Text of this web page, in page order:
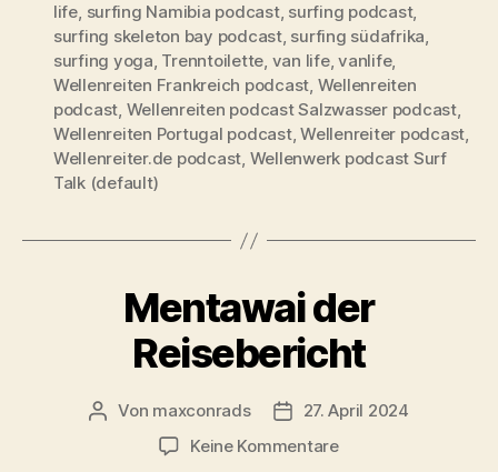
life, surfing Namibia podcast, surfing podcast,
surfing skeleton bay podcast, surfing südafrika,
surfing yoga, Trenntoilette, van life,vanlife,
Wellenreiten Frankreich podcast, Wellenreiten
podcast, Wellenreiten podcast Salzwasser podcast,
Wellenreiten Portugal podcast,Wellenreiter podcast,
Wellenreiter.de podcast, Wellenwerk podcast Surf
Talk (default)
Mentawai der
Reisebericht
Beitragsautor
Von maxconrads Beitragsdatum
27. April 2024
Keine Kommentarezu